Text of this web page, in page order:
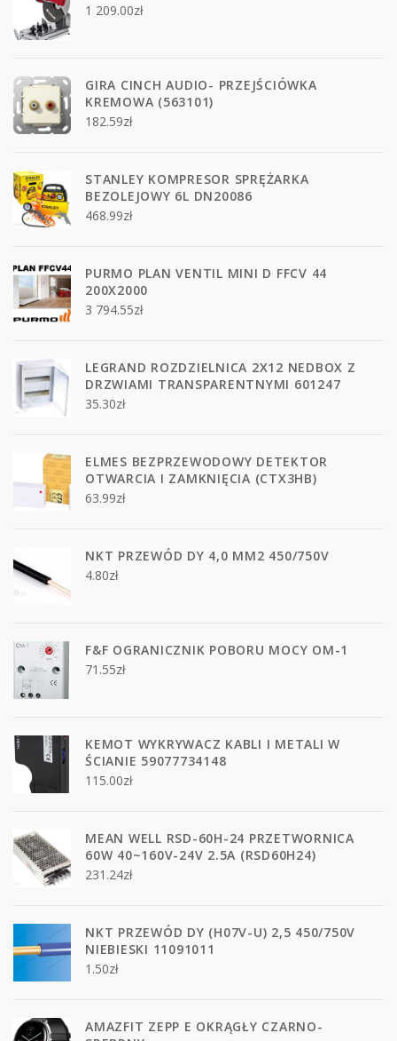
1 209.00zł
GIRA CINCH AUDIO- PRZEJŚCIÓWKA
KREMOWA (563101)
182.59zł
STANLEY KOMPRESOR SPRĘŻARKA
BEZOLEJOWY 6L DN20086
468.99zł
PURMO PLAN VENTIL MINI D FFCV 44
200X2000
3 794.55zł
LEGRAND ROZDZIELNICA 2X12 NEDBOX Z
DRZWIAMI TRANSPARENTNYMI 601247
35.30zł
ELMES BEZPRZEWODOWY DETEKTOR
OTWARCIA I ZAMKNIĘCIA (CTX3HB)
63.99zł
NKT PRZEWÓD DY 4,0 MM2 450/750V
4.80zł
F&F OGRANICZNIK POBORU MOCY OM-1
71.55zł
KEMOT WYKRYWACZ KABLI I METALI W
ŚCIANIE 59077734148
115.00zł
MEAN WELL RSD-60H-24 PRZETWORNICA
60W 40~160V-24V 2.5A (RSD60H24)
231.24zł
NKT PRZEWÓD DY (H07V-U) 2,5 450/750V
NIEBIESKI 11091011
1.50zł
AMAZFIT ZEPP E OKRĄGŁY CZARNO-